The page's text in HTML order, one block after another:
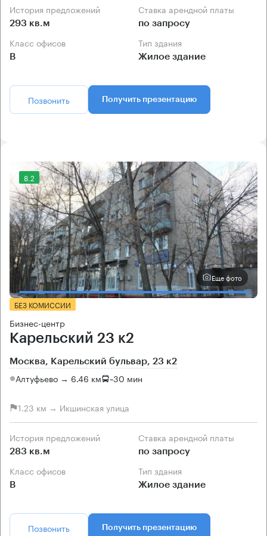
История предложений
293 кв.м
Ставка арендной платы
по запросу
Класс офисов
B
Тип здания
Жилое здание
Позвонить Получить презентацию
8.2
Еще фото
БЕЗ КОМИССИИ
Бизнес-центр
Карельский 23 к2
Москва, Карельский бульвар, 23 к2
Алтуфьево → 6.46 км ~30 мин
1.23 км → Икшинская улица
История предложений
283 кв.м
Ставка арендной платы
по запросу
Класс офисов
B
Тип здания
Жилое здание
Позвонить Получить презентацию